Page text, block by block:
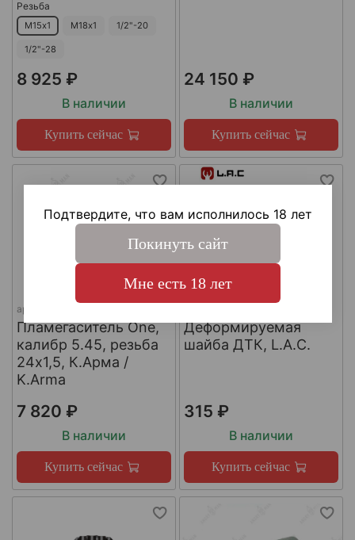
Резьба
М15х1 М18х1 1/2"-20
1/2"-28
8 925 ₽
В наличии
Купить сейчас
24 150 ₽
В наличии
Купить сейчас
арт.
Пламегаситель One,
калибр 5.45, резьба
24х1,5, К.Арма /
K.Arma
7 820 ₽
В наличии
Купить сейчас
Деформируемая
шайба ДТК, L.A.C.
315 ₽
В наличии
Купить сейчас
Подтвердите, что вам исполнилось 18 лет
Покинуть сайт
Мне есть 18 лет